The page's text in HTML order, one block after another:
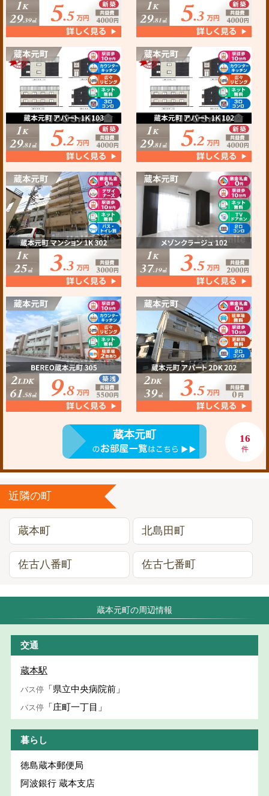
蔵本元町 16
件
近隣の町
蔵本町 北島田町
佐古八番町 佐古七番町
蔵本元町の周辺情報
交通
蔵本駅
バス停 「県立中央病院前」
バス停 「庄町一丁目」
暮らし
徳島蔵本郵便局
阿波銀行 蔵本支店